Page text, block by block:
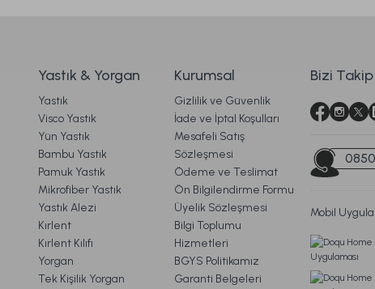
Gönder
Ücretsiz Kargo
İndirim 1.499,00 TL
Takımı Sereal Tek King Size - Kahve
TL
Ücretsiz Kargo
Yastık & Yorgan
Yastık
Visco Yastık
Yün Yastık
Bambu Yastık
Pamuk Yastık
Mikrofiber Yastık
Yastık Alezi
Kırlent
Kırlent Kılıfı
Yorgan
Tek Kişilik Yorgan
Kurumsal
Gizlilik ve Güvenlik
İade ve İptal Koşulları
Mesafeli Satış
Sözleşmesi
Ödeme ve Teslimat
Ön Bilgilendirme Formu
Üyelik Sözleşmesi
Bilgi Toplumu
Hizmetleri
BGYS Politikamız
Garanti Belgeleri
Bizi
Mobil